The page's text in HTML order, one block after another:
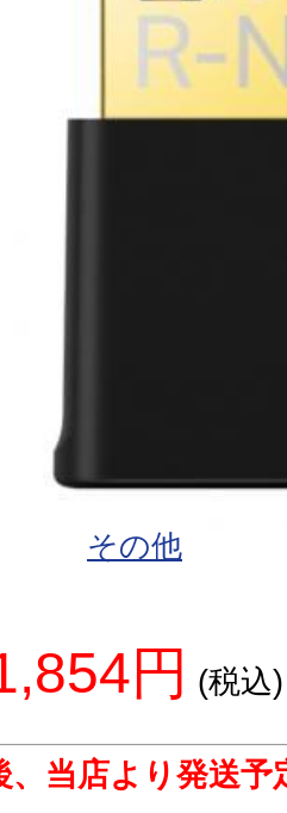
その他
円 (税込)
当店より発送予